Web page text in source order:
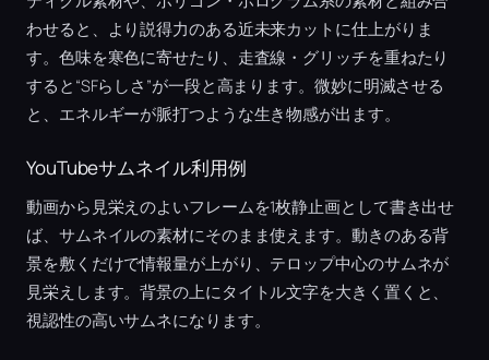
わせると、より説得力のある近未来カットに仕上がりま
す。色味を寒色に寄せたり、走査線・グリッチを重ねたり
すると“SFらしさ”が一段と高まります。微妙に明滅させる
と、エネルギーが脈打つような生き物感が出ます。
YouTubeサムネイル利用例
動画から見栄えのよいフレームを1枚静止画として書き出せ
ば、サムネイルの素材にそのまま使えます。動きのある背
景を敷くだけで情報量が上がり、テロップ中心のサムネが
見栄えします。背景の上にタイトル文字を大きく置くと、
視認性の高いサムネになります。